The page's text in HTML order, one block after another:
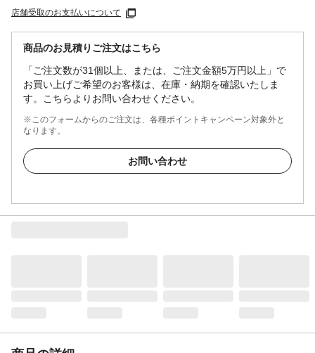
店舗受取のお支払いについて
商品のお見積りご注文はこちら
「ご注文数が31個以上、または、ご注文金額5万円以上」で
お買い上げご希望のお客様は、在庫・納期を確認いたしま
す。こちらよりお問い合わせください。
※このフォームからのご注文は、各種ポイントキャンペーン対象外と
なります。
お問い合わせ